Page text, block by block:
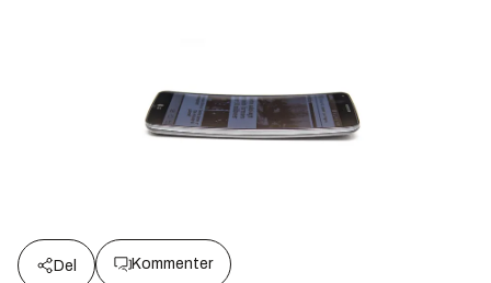
Del Kommenter